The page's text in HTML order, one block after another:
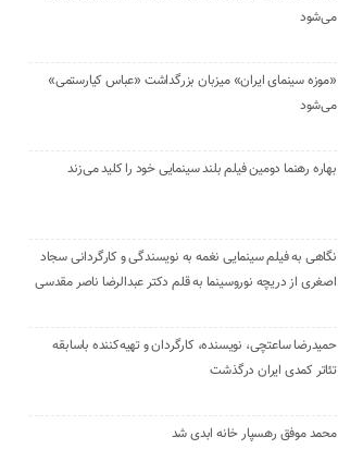
می‌شود
«موزه سینمای ایران» میزبان بزرگداشت «عباس کیارستمی»
می‌شود
بهاره رهنما دومین فیلم بلند سینمایی خود را کلید می‌زند
نگاهی به فیلم سینمایی نغمه به نویسندگی و کارگردانی سجاد
اصغری از دریچه نوروسینما به قلم دکتر عبدالرضا ناصر مقدسی
حمیدرضا ساعتچی، نویسنده، کارگردان و تهیه‌کننده باسابقه
تئاتر کمدی ایران درگذشت
محمد موفق رهسپار خانه ابدی شد